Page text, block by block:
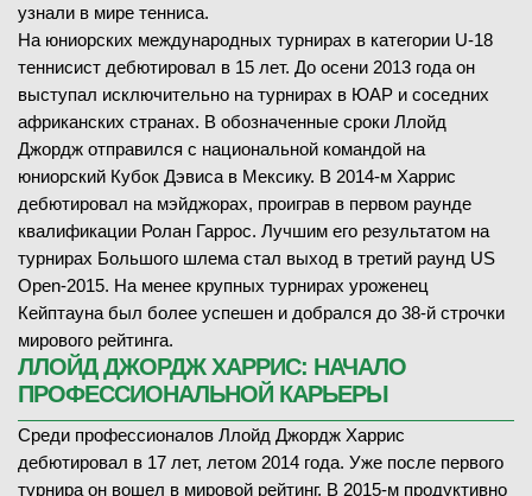
узнали в мире тенниса.
На юниорских международных турнирах в категории U-18
теннисист дебютировал в 15 лет. До осени 2013 года он
выступал исключительно на турнирах в ЮАР и соседних
африканских странах. В обозначенные сроки Ллойд
Джордж отправился с национальной командой на
юниорский Кубок Дэвиса в Мексику. В 2014-м Харрис
дебютировал на мэйджорах, проиграв в первом раунде
квалификации Ролан Гаррос. Лучшим его результатом на
турнирах Большого шлема стал выход в третий раунд US
Open-2015. На менее крупных турнирах уроженец
Кейптауна был более успешен и добрался до 38-й строчки
мирового рейтинга.
ЛЛОЙД ДЖОРДЖ ХАРРИС: НАЧАЛО
ПРОФЕССИОНАЛЬНОЙ КАРЬЕРЫ
Среди профессионалов Ллойд Джордж Харрис
дебютировал в 17 лет, летом 2014 года. Уже после первого
турнира он вошел в мировой рейтинг. В 2015-м продуктивно